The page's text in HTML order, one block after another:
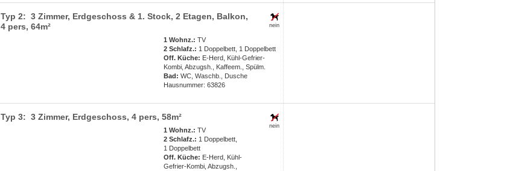
nein
Typ 2: 3 Zimmer, Erdgeschoss & 1. Stock, 2 Etagen, Balkon,
4 pers, 64m²
1 Wohnz.: TV
2 Schlafz.: 1 Doppelbett, 1 Doppelbett
Off. Küche: E-Herd, Kühl-Gefrier-
Kombi, Abzugsh., Kaffeem., Spülm.
Bad: WC, Waschb., Dusche
Hausnummer: 63826
nein
Typ 3: 3 Zimmer, Erdgeschoss, 4 pers, 58m²
1 Wohnz.: TV
2 Schlafz.: 1 Doppelbett,
1 Doppelbett
Off. Küche: E-Herd, Kühl-
Gefrier-Kombi, Abzugsh.,